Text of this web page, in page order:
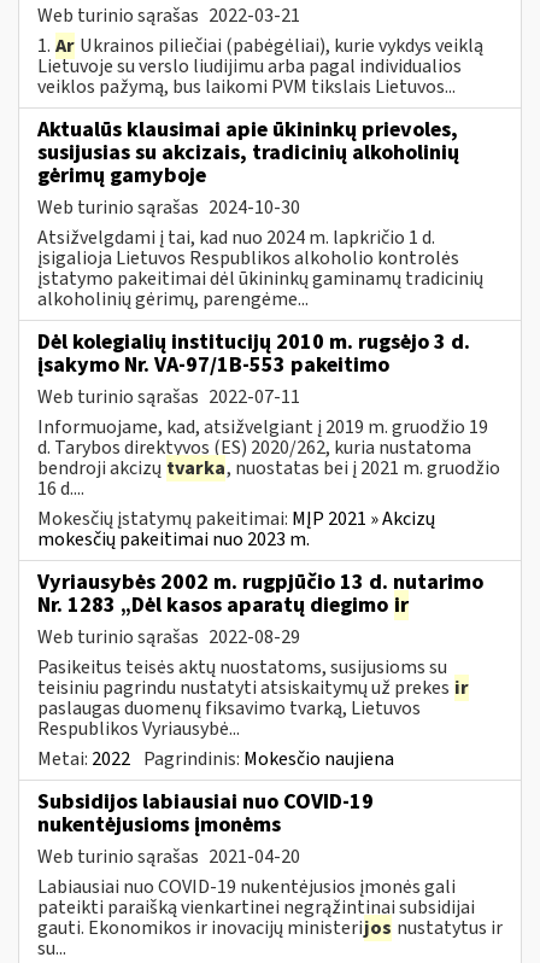
Web turinio sąrašas 2022-03-21
1. Ar Ukrainos piliečiai (pabėgėliai), kurie vykdys veiklą
Lietuvoje su verslo liudijimu arba pagal individualios
veiklos pažymą, bus laikomi PVM tikslais Lietuvos...
Aktualūs klausimai apie ūkininkų prievoles,
susijusias su akcizais, tradicinių alkoholinių
gėrimų gamyboje
Web turinio sąrašas 2024-10-30
Atsižvelgdami į tai, kad nuo 2024 m. lapkričio 1 d.
įsigalioja Lietuvos Respublikos alkoholio kontrolės
įstatymo pakeitimai dėl ūkininkų gaminamų tradicinių
alkoholinių gėrimų, parengėme...
Dėl kolegialių institucijų 2010 m. rugsėjo 3 d.
įsakymo Nr. VA-97/1B-553 pakeitimo
Web turinio sąrašas 2022-07-11
Informuojame, kad, atsižvelgiant į 2019 m. gruodžio 19
d. Tarybos direktyvos (ES) 2020/262, kuria nustatoma
bendroji akcizų tvarka, nuostatas bei į 2021 m. gruodžio
16 d....
Mokesčių įstatymų pakeitimai: MĮP 2021 » Akcizų
mokesčių pakeitimai nuo 2023 m.
Vyriausybės 2002 m. rugpjūčio 13 d. nutarimo
Nr. 1283 „Dėl kasos aparatų diegimo ir
Web turinio sąrašas 2022-08-29
Pasikeitus teisės aktų nuostatoms, susijusioms su
teisiniu pagrindu nustatyti atsiskaitymų už prekes ir
paslaugas duomenų fiksavimo tvarką, Lietuvos
Respublikos Vyriausybė...
Metai: 2022 Pagrindinis: Mokesčio naujiena
Subsidijos labiausiai nuo COVID-19
nukentėjusioms įmonėms
Web turinio sąrašas 2021-04-20
Labiausiai nuo COVID-19 nukentėjusios įmonės gali
pateikti paraišką vienkartinei negrąžintinai subsidijai
gauti. Ekonomikos ir inovacijų ministerijos nustatytus ir
su...